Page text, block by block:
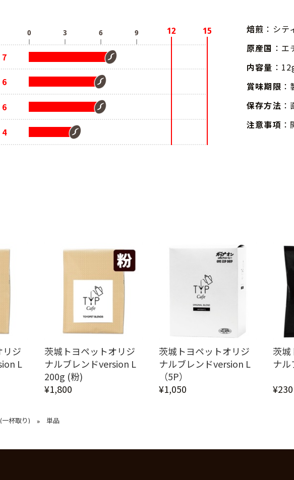
7
6
6
4
焙煎 ：シテ
原産国 ：
内容量 ：
賞味期限
保存方法
注意事項
リジ
L
茨城トヨペットオリジ
ナルブレンドversion L
200g (粉)
¥1,800
茨城トヨペットオリジ
ナルブレンドversion L
（5P）
¥1,050
茨城
ナル
¥230
杯取り) » 単品